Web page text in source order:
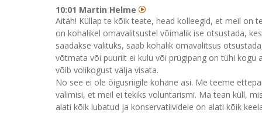
10:01 Martin Helme
Aitäh! Küllap te kõik teate, head kolleegid, et meil on
on kohalikel omavalitsustel võimalik ise otsustada,
saadakse valituks, saab kohalik omavalitsus
võtmata või puuriit ei kulu või prügipang on tühi kogu
võib volikogust välja visata.
No see ei ole õigusriigile kohane asi. Me teeme
valimisi, et meil ei tekiks voluntarismi. Ma tean küll,
alati kõik lubatud ja konservatiividele on alati kõik